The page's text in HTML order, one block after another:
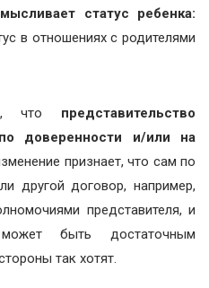
статус ребенка:
в отношениях с родителями
что представительство
доверенности и/или на
признает, что сам по
другой договор, например,
представителя, и
может быть достаточным
так хотят.